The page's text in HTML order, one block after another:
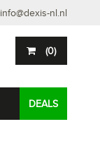
info@dexis-nl.nl
(0)
DEALS